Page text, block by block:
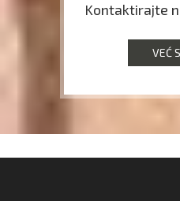
Kontaktirajte
VEĆ